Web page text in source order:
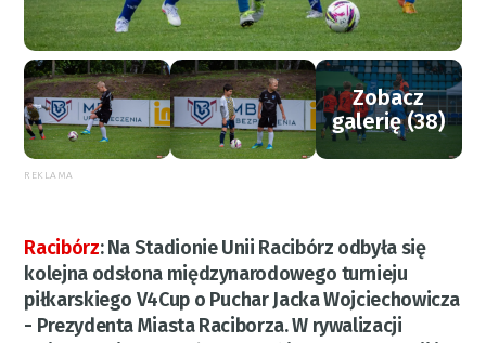
Zobacz
galerię (38)
REKLAMA
Racibórz:Na Stadionie Unii Racibórz odbyła się
kolejna odsłona międzynarodowego turnieju
piłkarskiego V4Cup o Puchar Jacka Wojciechowicza
- Prezydenta Miasta Raciborza. W rywalizacji